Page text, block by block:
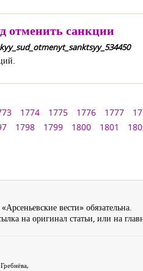
отменить санкции
1774 1775 1776 1777
1798 1799 1800 1801
вести» обязательна.
на оригинал статьи, или на